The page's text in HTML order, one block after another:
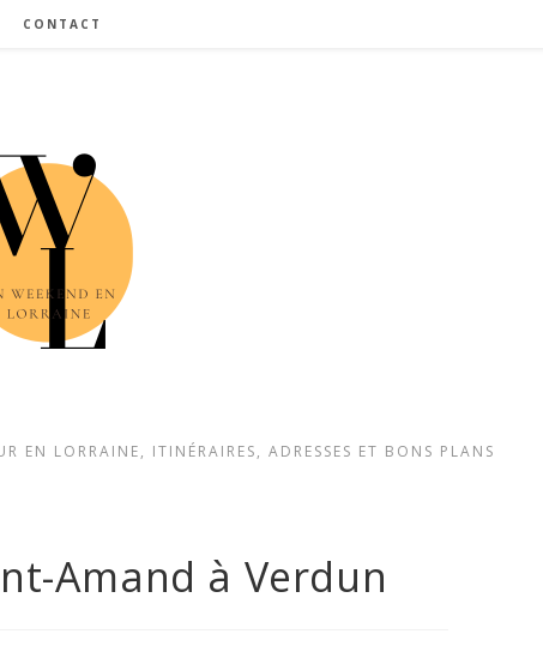
CONTACT
EN LORRAINE, ITINÉRAIRES, ADRESSES ET BONS PLANS
Amand à Verdun